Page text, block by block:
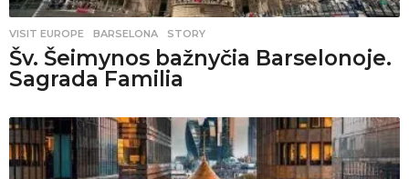
VISIT EUROPE BARSELONA ,STORY
Šv. Šeimynos bažnyčia Barselonoje.
Sagrada Familia